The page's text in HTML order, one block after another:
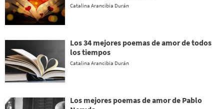
Catalina Arancibia Durán
Los 34 mejores poemas de amor de todos
los tiempos
Catalina Arancibia Durán
Los mejores poemas de amor de Pablo